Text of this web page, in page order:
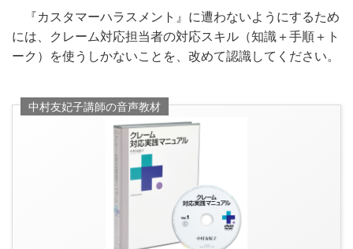
『カスタマーハラスメント』に遭わないようにするため
には、クレーム対応担当者の対応スキル（知識＋手順＋ト
ーク）を使うしかないことを、改めて認識してください。
中村友妃子講師の音声教材